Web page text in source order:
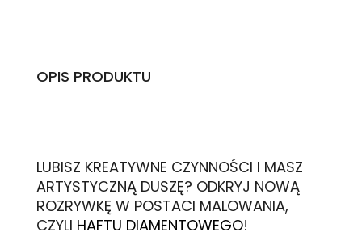
OPIS PRODUKTU
LUBISZ KREATYWNE CZYNNOŚCI I MASZ
ARTYSTYCZNĄ DUSZĘ? ODKRYJ NOWĄ
ROZRYWKĘ W POSTACI MALOWANIA,
CZYLI HAFTU DIAMENTOWEGO!